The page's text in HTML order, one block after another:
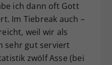
ich dann oft Gott
Im Tiebreak auch –
weil wir als
sehr gut serviert
zwölf Asse (bei